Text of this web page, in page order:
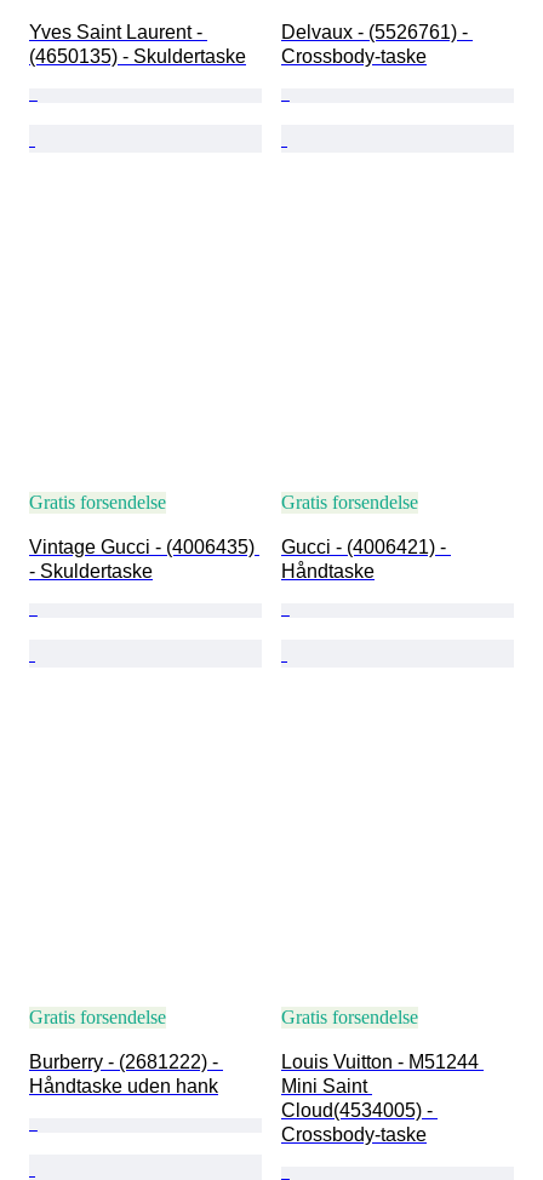
Yves Saint Laurent -
(4650135) - Skuldertaske
Delvaux - (5526761) -
Crossbody-taske
Gratis forsendelse
Vintage Gucci - (4006435)
- Skuldertaske
Gratis forsendelse
Gucci - (4006421) -
Håndtaske
Gratis forsendelse
Burberry - (2681222) -
Håndtaske uden hank
Gratis forsendelse
Louis Vuitton - M51244
Mini Saint
Cloud(4534005) -
Crossbody-taske